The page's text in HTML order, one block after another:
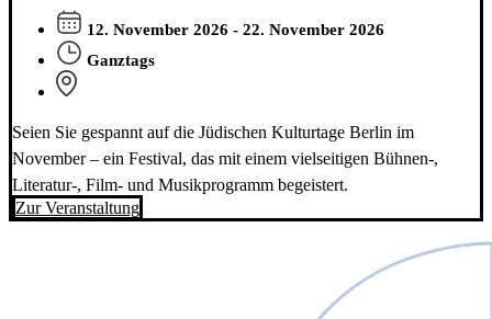
12. November 2026 - 22. November 2026
Ganztags
Seien Sie gespannt auf die Jüdischen Kulturtage Berlin im
November – ein Festival, das mit einem vielseitigen Bühnen-,
Literatur-, Film- und Musikprogramm begeistert.
Zur Veranstaltung